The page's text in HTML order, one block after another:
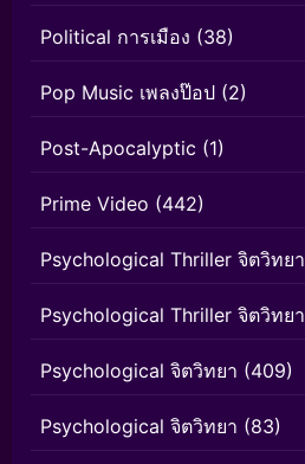
Political การเมือง (38)
Pop Music เพลงป๊อป (2)
Post-Apocalyptic (1)
Prime Video (442)
Psychological Thriller จิตวิทยา
Psychological Thriller จิตวิทยา
Psychological จิตวิทยา (409)
Psychological จิตวิทยา (83)